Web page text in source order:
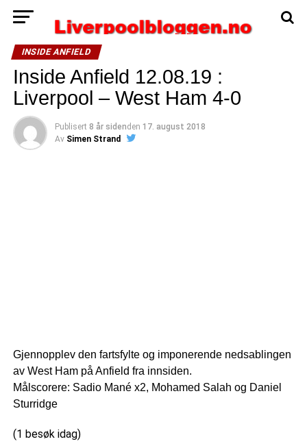
INSIDE ANFIELD
Inside Anfield 12.08.19 :
Liverpool – West Ham 4-0
Publisert 8 år sidenden 17. august 2018
Av Simen Strand
Gjennopplev den fartsfylte og imponerende nedsablingen
av West Ham på Anfield fra innsiden.
Målscorere: Sadio Mané x2, Mohamed Salah og Daniel
Sturridge
(1 besøk idag)